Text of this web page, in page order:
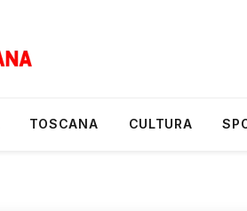
TOSCANA CULTURA